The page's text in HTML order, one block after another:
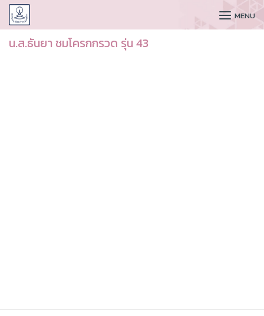
CUDAA MENU
น.ส.ธันยา ชมโครกกรวด รุ่น 43